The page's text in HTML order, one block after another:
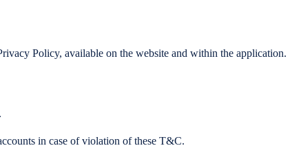
Policy, available on the website and within the application.
in case of violation of these T&C.